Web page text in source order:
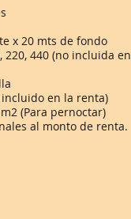
x 20 mts de fondo
220, 440 (no incluida en
en la renta)
(Para pernoctar)
al monto de renta.